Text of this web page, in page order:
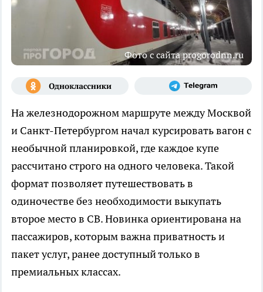
Фото с сайта progorodnn.ru
На железнодорожном маршруте между Москвой
и Санкт-Петербургом начал курсировать вагон с
необычной планировкой, где каждое купе
рассчитано строго на одного человека. Такой
формат позволяет путешествовать в
одиночестве без необходимости выкупать
второе место в СВ. Новинка ориентирована на
пассажиров, которым важна приватность и
пакет услуг, ранее доступный только в
премиальных классах.